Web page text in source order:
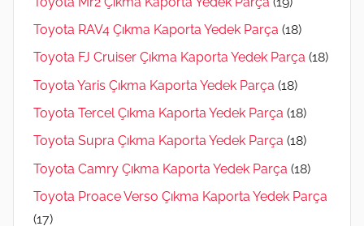
Toyota RAV4 Çıkma Kaporta Yedek Parça (18)
Toyota FJ Cruiser Çıkma Kaporta Yedek Parça (18)
Toyota Yaris Çıkma Kaporta Yedek Parça (18)
Toyota Tercel Çıkma Kaporta Yedek Parça (18)
Toyota Supra Çıkma Kaporta Yedek Parça (18)
Toyota Camry Çıkma Kaporta Yedek Parça (18)
Toyota Proace Verso Çıkma Kaporta Yedek Parça
(17)